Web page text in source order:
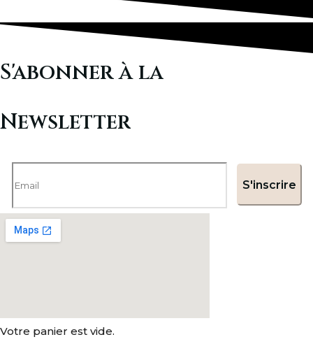
S'abonner à la
Newsletter
Votre panier est vide.